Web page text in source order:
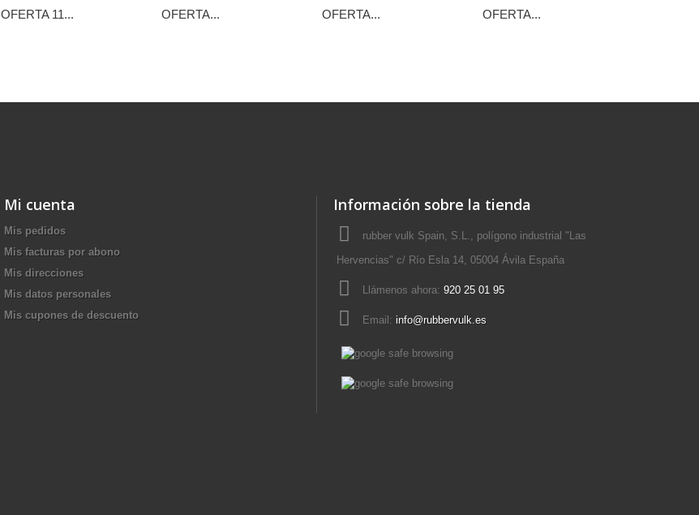
OFERTA 11... OFERTA... OFERTA... OFERTA...
Mi cuenta
Mis pedidos
Mis facturas por abono
Mis direcciones
Mis datos personales
Mis cupones de descuento
Información sobre la tienda
rubber vulk Spain, S.L., polígono industrial "Las
Hervencias" c/ Río Esla 14, 05004 Ávila España
Llámenos ahora: 920 25 01 95
Email: info@rubbervulk.es